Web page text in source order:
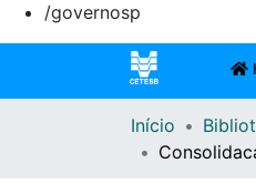
/governosp
Início